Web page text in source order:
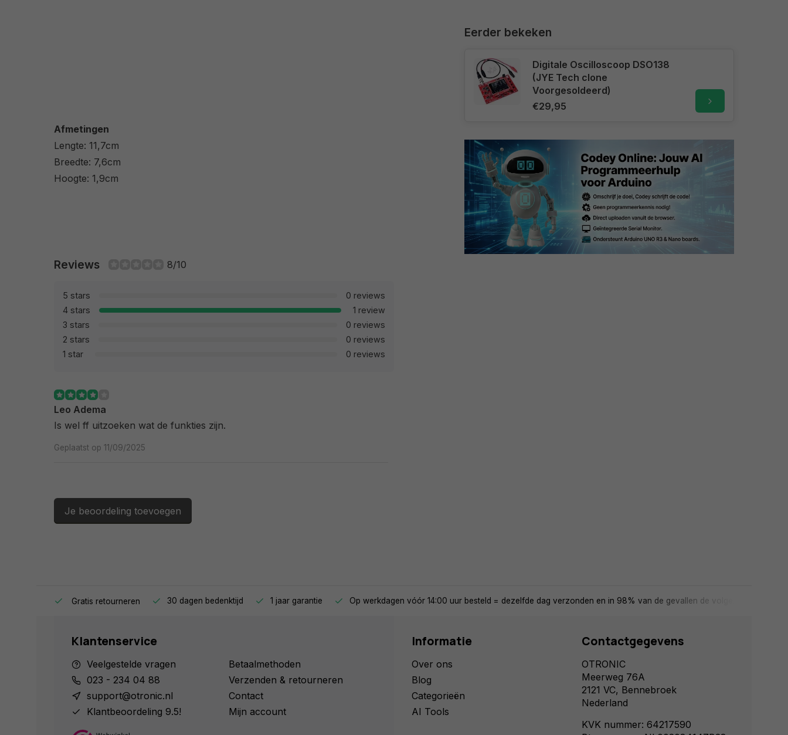
Afmetingen
Lengte: 11,7cm
Breedte: 7,6cm
Hoogte: 1,9cm
Reviews 8/10
5 stars
0 reviews
4 stars
1 review
3 stars
0 reviews
2 stars
0 reviews
1 star
0 reviews
Leo Adema
Is wel ff uitzoeken wat de funkties zijn.
Geplaatst op 11/09/2025
Je beoordeling toevoegen
Eerder bekeken
Digitale Oscilloscoop DSO138
(JYE Tech clone
Voorgesoldeerd)
€29,95
Gratis retourneren 30 dagen bedenktijd 1 jaar garantie Op werkdagen vóór 14:00 uur besteld = dezelfde dag verzonden en in 98% van de gevallen de volgende dag in
Klantenservice
Veelgestelde vragen
023 - 234 04 88
support@otronic.nl
Klantbeoordeling 9.5!
Betaalmethoden
Verzenden & retourneren
Contact
Mijn account
Informatie
Over ons
Blog
Categorieën
AI Tools
Contactgegevens
OTRONIC
Meerweg 76A
2121 VC, Bennebroek
Nederland
KVK nummer: 64217590